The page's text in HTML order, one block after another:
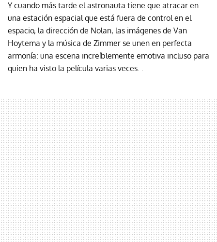
Y cuando más tarde el astronauta tiene que atracar en
una estación espacial que está fuera de control en el
espacio, la dirección de Nolan, las imágenes de Van
Hoytema y la música de Zimmer se unen en perfecta
armonía: una escena increíblemente emotiva incluso para
quien ha visto la película varias veces. .